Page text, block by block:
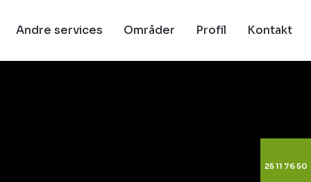
25 11 76 50
Andre services Områder Profil Kontakt